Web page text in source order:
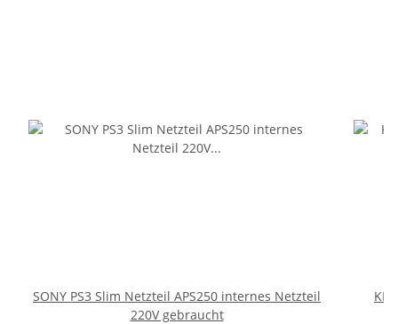
SONY PS3 Slim Netzteil APS250 internes Netzteil
220V gebraucht